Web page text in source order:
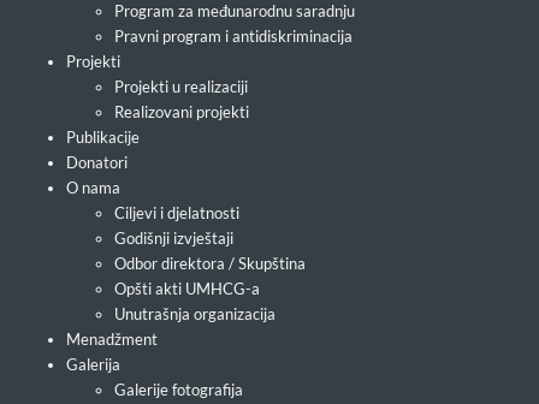
Program za međunarodnu saradnju
Pravni program i antidiskriminacija
Projekti
Projekti u realizaciji
Realizovani projekti
Publikacije
Donatori
O nama
Ciljevi i djelatnosti
Godišnji izvještaji
Odbor direktora / Skupština
Opšti akti UMHCG-a
Unutrašnja organizacija
Menadžment
Galerija
Galerije fotografija